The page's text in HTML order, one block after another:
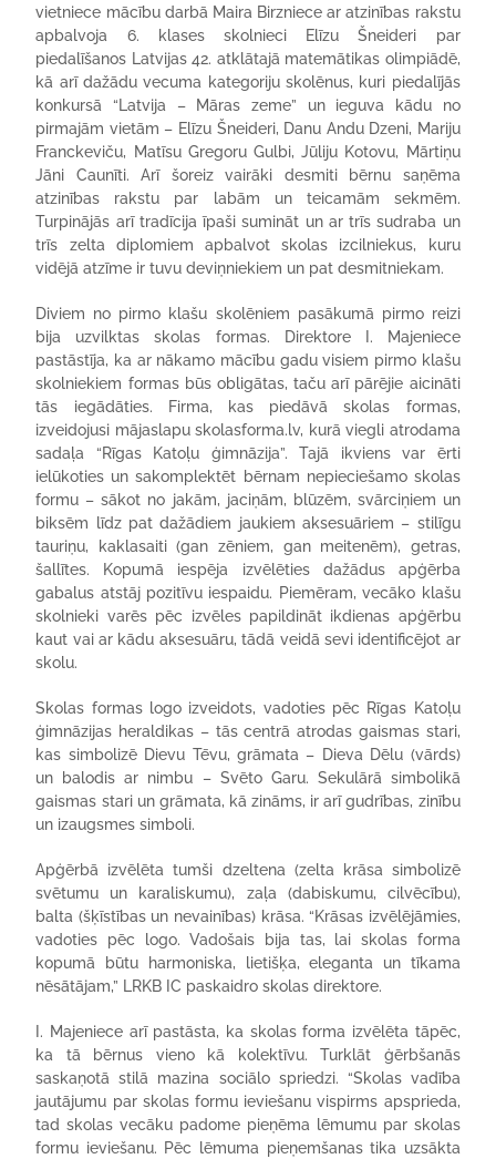
vietniece mācību darbā Maira Birzniece ar atzinības rakstu
apbalvoja 6. klases skolnieci Elīzu Šneideri par
piedalīšanos Latvijas 42. atklātajā matemātikas olimpiādē,
kā arī dažādu vecuma kategoriju skolēnus, kuri piedalījās
konkursā “Latvija – Māras zeme” un ieguva kādu no
pirmajām vietām – Elīzu Šneideri, Danu Andu Dzeni, Mariju
Franckeviču, Matīsu Gregoru Gulbi, Jūliju Kotovu, Mārtiņu
Jāni Caunīti. Arī šoreiz vairāki desmiti bērnu saņēma
atzinības rakstu par labām un teicamām sekmēm.
Turpinājās arī tradīcija īpaši sumināt un ar trīs sudraba un
trīs zelta diplomiem apbalvot skolas izcilniekus, kuru
vidējā atzīme ir tuvu deviņniekiem un pat desmitniekam.
Diviem no pirmo klašu skolēniem pasākumā pirmo reizi
bija uzvilktas skolas formas. Direktore I. Majeniece
pastāstīja, ka ar nākamo mācību gadu visiem pirmo klašu
skolniekiem formas būs obligātas, taču arī pārējie aicināti
tās iegādāties. Firma, kas piedāvā skolas formas,
izveidojusi mājaslapu skolasforma.lv, kurā viegli atrodama
sadaļa “Rīgas Katoļu ģimnāzija”. Tajā ikviens var ērti
ielūkoties un sakomplektēt bērnam nepieciešamo skolas
formu – sākot no jakām, jaciņām, blūzēm, svārciņiem un
biksēm līdz pat dažādiem jaukiem aksesuāriem – stilīgu
tauriņu, kaklasaiti (gan zēniem, gan meitenēm), getras,
šallītes. Kopumā iespēja izvēlēties dažādus apģērba
gabalus atstāj pozitīvu iespaidu. Piemēram, vecāko klašu
skolnieki varēs pēc izvēles papildināt ikdienas apģērbu
kaut vai ar kādu aksesuāru, tādā veidā sevi identificējot ar
skolu.
Skolas formas logo izveidots, vadoties pēc Rīgas Katoļu
ģimnāzijas heraldikas – tās centrā atrodas gaismas stari,
kas simbolizē Dievu Tēvu, grāmata – Dieva Dēlu (vārds)
un balodis ar nimbu – Svēto Garu. Sekulārā simbolikā
gaismas stari un grāmata, kā zināms, ir arī gudrības, zinību
un izaugsmes simboli.
Apģērbā izvēlēta tumši dzeltena (zelta krāsa simbolizē
svētumu un karaliskumu), zaļa (dabiskumu, cilvēcību),
balta (šķīstības un nevainības) krāsa. “Krāsas izvēlējāmies,
vadoties pēc logo. Vadošais bija tas, lai skolas forma
kopumā būtu harmoniska, lietišķa, eleganta un tīkama
nēsātājam,” LRKB IC paskaidro skolas direktore.
I. Majeniece arī pastāsta, ka skolas forma izvēlēta tāpēc,
ka tā bērnus vieno kā kolektīvu. Turklāt ģērbšanās
saskaņotā stilā mazina sociālo spriedzi. “Skolas vadība
jautājumu par skolas formu ieviešanu vispirms apsprieda,
tad skolas vecāku padome pieņēma lēmumu par skolas
formu ieviešanu. Pēc lēmuma pieņemšanas tika uzsākta